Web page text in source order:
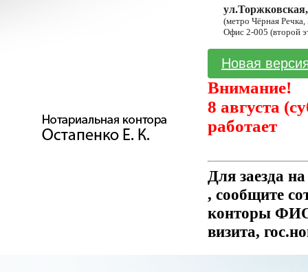
(метро Чёрная
Офис 2-005 (второй
Новая
Внимание!
8 августа
работает
Для заезда
, сообщите
конторы ФИО
визита,